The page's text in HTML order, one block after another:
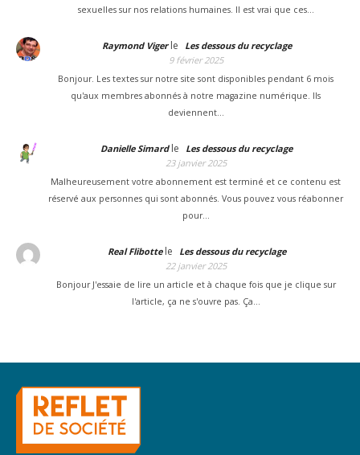
sexuelles sur nos relations humaines. Il est vrai que ces…
Raymond Vigerle
Les dessous du recyclage
9 février 2025
Bonjour. Les textes sur notre site sont disponibles pendant 6 mois
qu'aux membres abonnés à notre magazine numérique. Ils
deviennent…
Danielle Simardle
Les dessous du recyclage
23 janvier 2025
Malheureusement votre abonnement est terminé et ce contenu est
réservé aux personnes qui sont abonnés. Vous pouvez vous réabonner
pour…
Real Flibottele
Les dessous du recyclage
22 janvier 2025
Bonjour J'essaie de lire un article et à chaque fois que je clique sur
l'article, ça ne s'ouvre pas. Ça…